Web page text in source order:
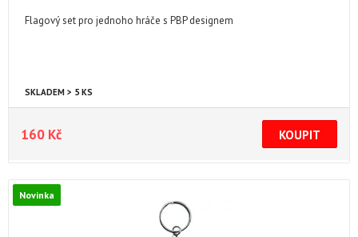
Flagový set pro jednoho hráče s PBP designem
SKLADEM > 5 KS
160 Kč
Novinka